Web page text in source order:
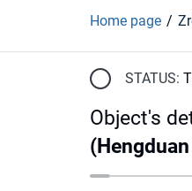
Home page
STATUS:
Object's